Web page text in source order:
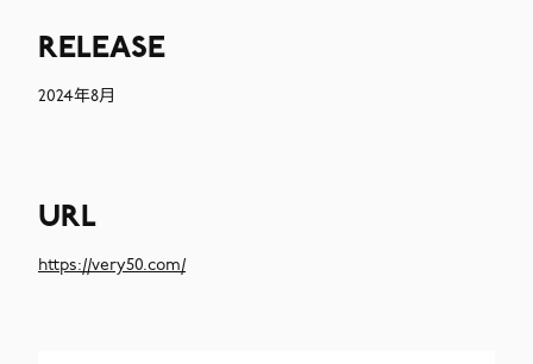
RELEASE
2024年8月
URL
https://very50.com/